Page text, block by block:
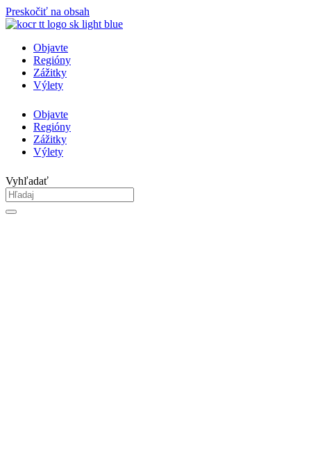
Preskočiť na obsah
Objavte
Regióny
Zážitky
Výlety
Objavte
Regióny
Zážitky
Výlety
Vyhľadať